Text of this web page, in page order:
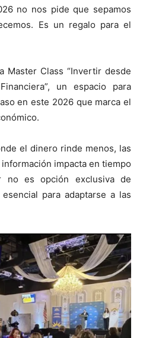
no nos pide que sepamos
Es un regalo para el
Master Class “Invertir desde
un espacio para
en este 2026 que marca el
el dinero rinde menos, las
impacta en tiempo
no es opción exclusiva de
para adaptarse a las